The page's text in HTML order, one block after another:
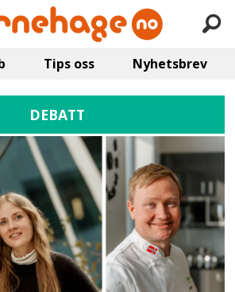
Tips oss Nyhetsbrev
DEBATT